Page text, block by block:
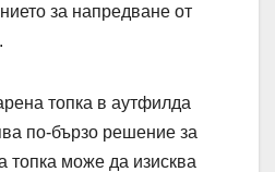
за напредване от
топка в аутфилда
по-бързо решение за
топка може да изисква